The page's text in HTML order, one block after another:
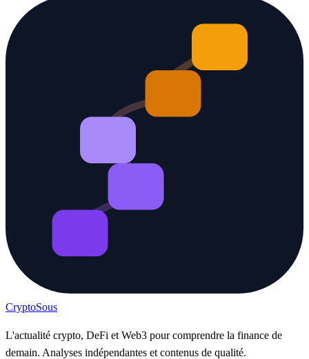
CryptoSous
L'actualité crypto, DeFi et Web3 pour comprendre la finance de
demain. Analyses indépendantes et contenus de qualité.